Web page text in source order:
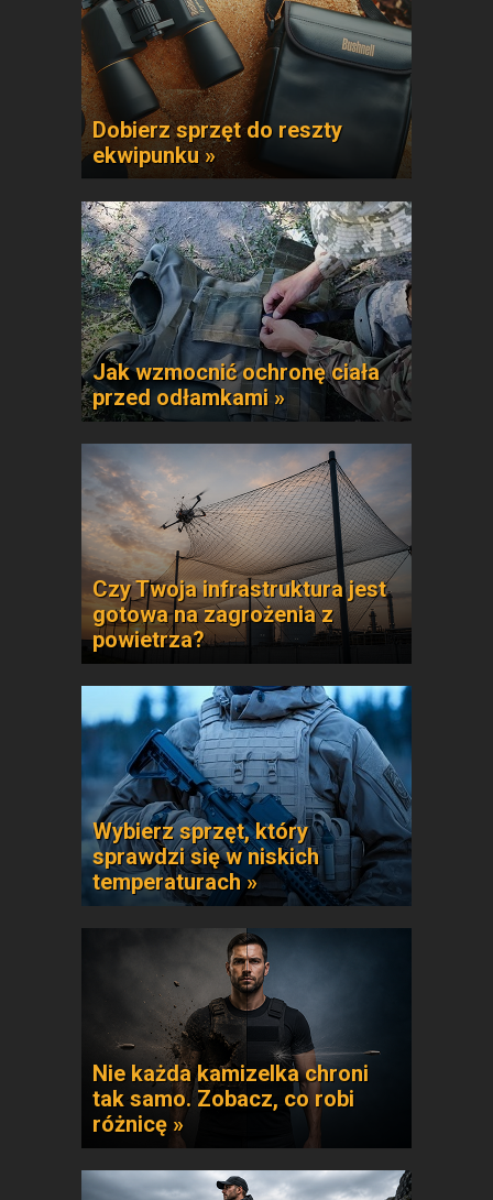
Dobierz sprzęt do reszty
ekwipunku »
Jak wzmocnić ochronę ciała
przed odłamkami »
Czy Twoja infrastruktura jest
gotowa na zagrożenia z
powietrza?
Wybierz sprzęt, który
sprawdzi się w niskich
temperaturach »
Nie każda kamizelka chroni
tak samo. Zobacz, co robi
różnicę »